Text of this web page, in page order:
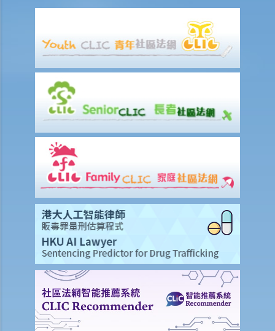
賠償責任
怎樣才算是因工及在僱用期間遭遇意外（簡稱工傷意外）？
在甚麼情況下，僱主不需要為其僱員的工傷負上賠償責任？
賠償項目
我的配偶在工作時因意外而死亡，我或我的家人可獲哪些賠償？
我在工作時因遇到意外而受傷及導致傷殘，我或我的家人可獲哪些賠
除上述的賠償外，我可否就工傷而獲得其他賠償（例如醫藥費）？
工傷或有關意外之報告
僱主向勞工處報告與工作有關的意外之時限是多久？
僱員可否向勞工處報告與工作有關的意外？
其他有關工傷的事項
如何安排支付工傷賠償？
若然我不能與僱主和平地解決工傷賠償問題，將案件呈交法院的時限是
多久？
若然我對條例所給予的補償感到不滿，或者我認為僱主忽略了應有的安
全措施，我可否進一步提出申索？